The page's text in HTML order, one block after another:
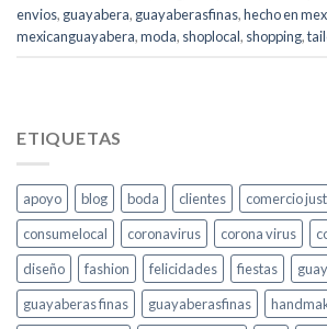
envios, guayabera, guayaberasfinas,hecho en
mexicanguayabera,moda, shoplocal, shopping,
ETIQUETAS
apoyo blog boda clientes comercio
consumelocal
coronavirus corona virus
diseño
fashion felicidades fiestas
guayaberas finas
guayaberasfinas